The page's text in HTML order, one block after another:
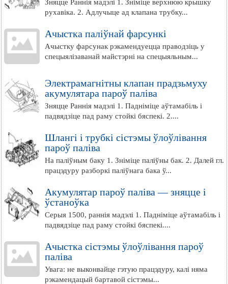
Зняцце Раннія мадэлі 1. Зніміце верхнюю крышку
рухавіка. 2. Адлучыце ад клапана трубку...
Ачыстка паліўнай фарсункі
Ачыстку фарсунак рэкамендуецца праводзіць у
спецыялізаванай майстэрні на спецыяльным...
Электрамагнітны клапан прадзьмуху
акумулятара пароў паліва
Зняцце Раннія мадэлі 1. Падніміце аўтамабіль і
падвядзіце пад раму стойкі бяспекі. 2....
Шлангі і трубкі сістэмы ўлоўлівання
пароў паліва
На паліўным баку 1. Зніміце паліўны бак. 2. Далей гл.
працэдуру разборкі паліўнага бака ў...
Акумулятар пароў паліва — зняцце і
ўстаноўка
Серыя 1500, раннія мадэлі 1. Падніміце аўтамабіль і
падвядзіце пад раму стойкі бяспекі....
Ачыстка сістэмы ўлоўлівання пароў
паліва
Увага: не выконвайце гэтую працэдуру, калі няма
рэкамендацый бартавой сістэмы...